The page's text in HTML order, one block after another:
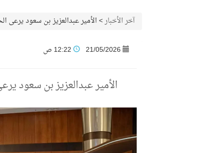
آخر الأخبار>الأمير عبدالعزيز بن سعود يرعى
21/05/2026
الأمير عبدالعزيز بن سعود